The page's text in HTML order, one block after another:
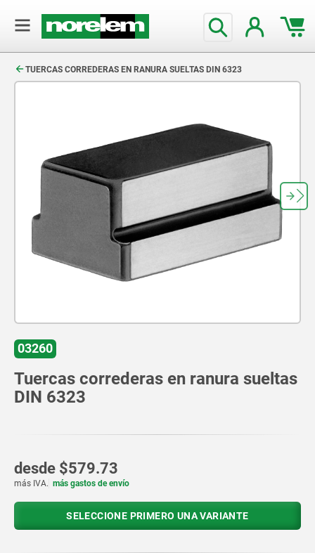
TUERCAS CORREDERAS EN RANURA SUELTAS DIN 6323
03260
Tuercas correderas en ranura sueltas
DIN 6323
desde $579.73
más IVA. más gastos de envío
SELECCIONE PRIMERO UNA VARIANTE